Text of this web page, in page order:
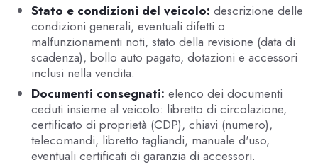
Stato e condizioni del veicolo: descrizione delle
condizioni generali, eventuali difetti o
malfunzionamenti noti, stato della revisione (data di
scadenza), bollo auto pagato, dotazioni e accessori
inclusi nella vendita.
Documenti consegnati: elenco dei documenti
ceduti insieme al veicolo: libretto di circolazione,
certificato di proprietà (CDP), chiavi (numero),
telecomandi, libretto tagliandi, manuale d'uso,
eventuali certificati di garanzia di accessori.